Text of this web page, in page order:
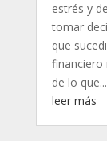
estrés y
tomar
que
financiero
de lo que...
leer más